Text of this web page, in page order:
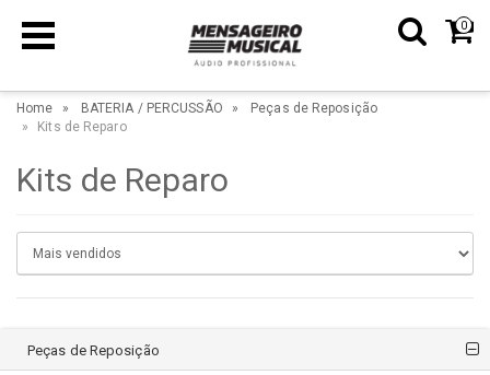
0
Home BATERIA / PERCUSSÃO
Peças de Reposição
Kits de Reparo
Kits de Reparo
Peças de Reposição